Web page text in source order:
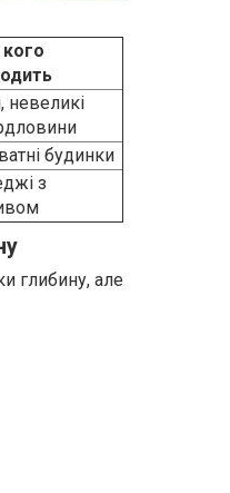
невеликі
будинки
з
глибину, але